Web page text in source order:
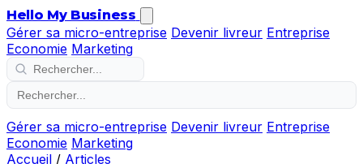
Hello My Business
Gérer sa micro-entreprise Devenir livreur Entreprise
Economie Marketing
Gérer sa micro-entreprise Devenir livreur Entreprise
Economie Marketing
Accueil / Articles